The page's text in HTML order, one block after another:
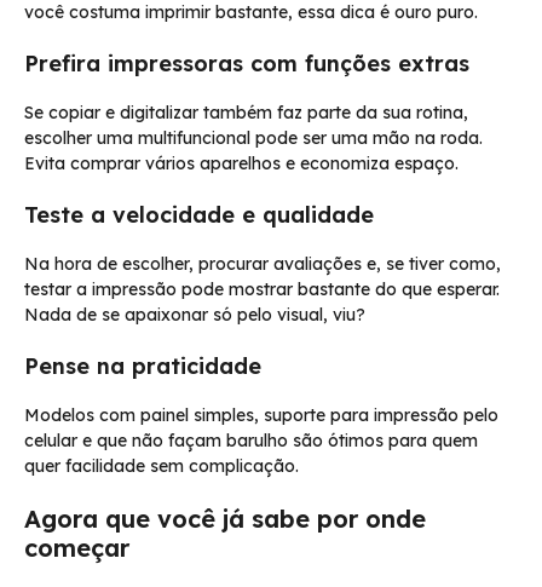
você costuma imprimir bastante, essa dica é ouro puro.
Prefira impressoras com funções extras
Se copiar e digitalizar também faz parte da sua rotina,
escolher uma multifuncional pode ser uma mão na roda.
Evita comprar vários aparelhos e economiza espaço.
Teste a velocidade e qualidade
Na hora de escolher, procurar avaliações e, se tiver como,
testar a impressão pode mostrar bastante do que esperar.
Nada de se apaixonar só pelo visual, viu?
Pense na praticidade
Modelos com painel simples, suporte para impressão pelo
celular e que não façam barulho são ótimos para quem
quer facilidade sem complicação.
Agora que você já sabe por onde
começar